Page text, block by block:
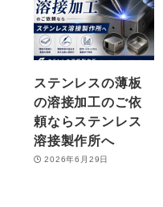
ステンレスの薄板
の溶接加工のご依
頼ならステンレス
溶接製作所へ
2026年6月29日